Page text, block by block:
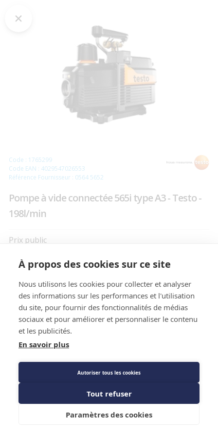
Code : 1765299
Code EAN : 4029547026553
Référence Fournisseur : 0564 5652
Pompe à vide connectée 565i type A3 - Testo -
198l/min
Prix public
Description détaillée
Les Plus produit
Caractéristiques techniques
Ajouter au panier
À propos des cookies sur ce site
Nous utilisons les cookies pour collecter et analyser
des informations sur les performances et l'utilisation
du site, pour fournir des fonctionnalités de médias
sociaux et pour améliorer et personnaliser le contenu
et les publicités.
En savoir plus
Autoriser tous les cookies
Tout refuser
Paramètres des cookies